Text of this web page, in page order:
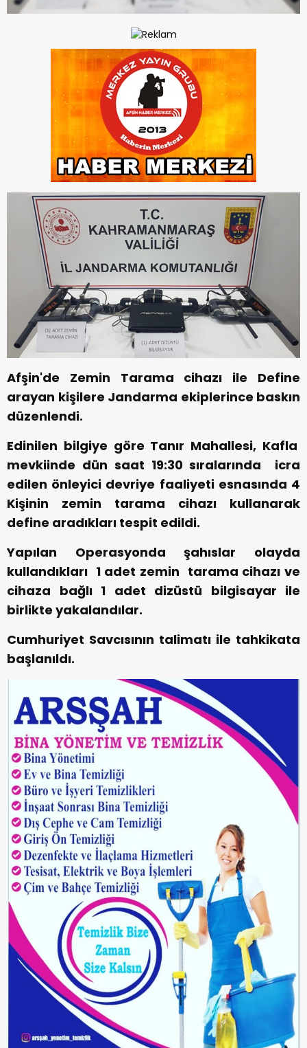
Afşin'de Zemin Tarama cihazı ile Define
arayan kişilere Jandarma ekiplerince baskın
düzenlendi.
Edinilen bilgiye göre Tanır Mahallesi, Kafla
mevkiinde dün saat 19:30 sıralarında icra
edilen önleyici devriye faaliyeti esnasında 4
Kişinin zemin tarama cihazı kullanarak
define aradıkları tespit edildi.
Yapılan Operasyonda şahıslar olayda
kullandıkları 1 adet zemin tarama cihazı ve
cihaza bağlı 1 adet dizüstü bilgisayar ile
birlikte yakalandılar.
Cumhuriyet Savcısının talimatı ile tahkikata
başlanıldı.